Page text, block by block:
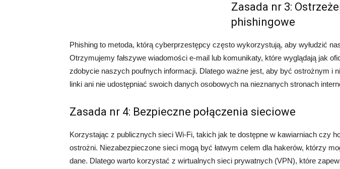
Zasada nr 3:
phishingowe
Phishing to metoda, którą cyberprzestępcy często wykorzystują, aby wyłudzić
Otrzymujemy fałszywe wiadomości e-mail lub komunikaty, które wyglądają jak
zdobycie naszych poufnych informacji. Dlatego ważne jest, aby być ostrożnym i
linki ani nie udostępniać swoich danych osobowych na nieznanych stronach
Zasada nr 4: Bezpieczne połączenia sieciowe
Korzystając z publicznych sieci Wi-Fi, takich jak te dostępne w kawiarniach czy
ostrożni. Niezabezpieczone sieci mogą być łatwym celem dla hakerów, którzy
dane. Dlatego warto korzystać z wirtualnych sieci prywatnych (VPN), które